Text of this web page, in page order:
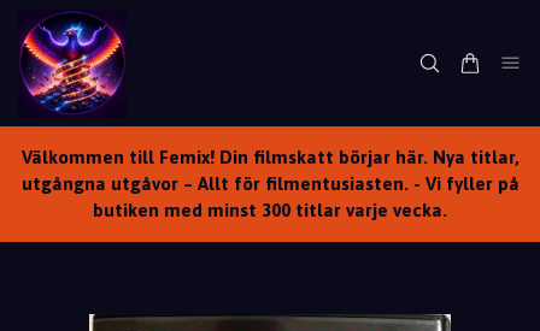
Välkommen till Femix! Din filmskatt börjar här. Nya titlar,
utgångna utgåvor – Allt för filmentusiasten. - Vi fyller på
butiken med minst 300 titlar varje vecka.